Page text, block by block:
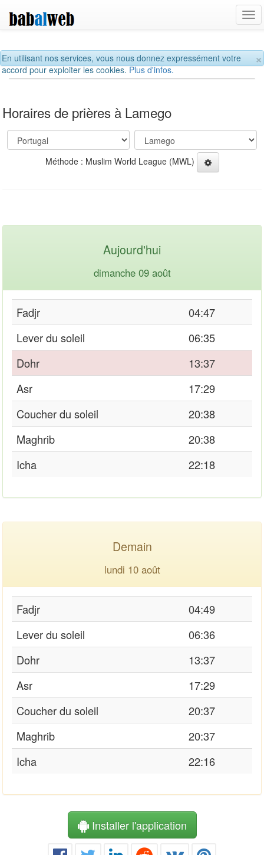
×
En utilisant nos services, vous nous donnez expressément votre
accord pour exploiter les cookies.Plus d'infos.
Horaires de prières à Lamego
Méthode : Muslim World League (MWL)
Aujourd'hui
dimanche 09 août
Fadjr
04:47
Lever du soleil
06:35
Dohr
13:37
Asr
17:29
Coucher du soleil
20:38
Maghrib
20:38
Icha
22:18
Demain
lundi 10 août
Fadjr
04:49
Lever du soleil
06:36
Dohr
13:37
Asr
17:29
Coucher du soleil
20:37
Maghrib
20:37
Icha
22:16
Installer l'application